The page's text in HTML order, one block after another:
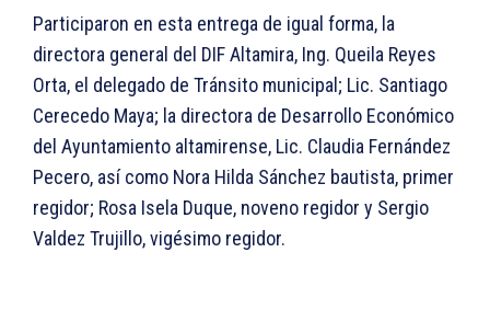
Participaron en esta entrega de igual forma, la
directora general del DIF Altamira, Ing. Queila Reyes
Orta, el delegado de Tránsito municipal; Lic. Santiago
Cerecedo Maya; la directora de Desarrollo Económico
del Ayuntamiento altamirense, Lic. Claudia Fernández
Pecero, así como Nora Hilda Sánchez bautista, primer
regidor; Rosa Isela Duque, noveno regidor y Sergio
Valdez Trujillo, vigésimo regidor.